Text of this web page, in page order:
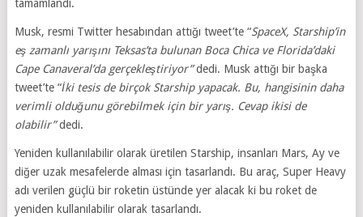
tamamlandı.
Musk, resmi Twitter hesabından attığı tweet’te “SpaceX, Starship’in
eş zamanlı yarışını Teksas’ta bulunan Boca Chica ve Florida’daki
Cape Canaveral’da gerçekleştiriyor”dedi. Musk attığı bir başka
tweet’te “İki tesis de birçok Starship yapacak. Bu, hangisinin daha
verimli olduğunu görebilmek için bir yarış. Cevap ikisi de
olabilir”dedi.
Yeniden kullanılabilir olarak üretilen Starship, insanları Mars, Ay ve
diğer uzak mesafelerde alması için tasarlandı. Bu araç, Super Heavy
adı verilen güçlü bir roketin üstünde yer alacak ki bu roket de
yeniden kullanılabilir olarak tasarlandı.